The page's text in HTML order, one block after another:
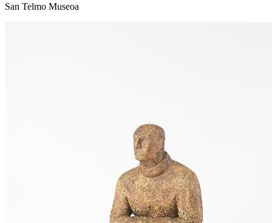
San Telmo Museoa